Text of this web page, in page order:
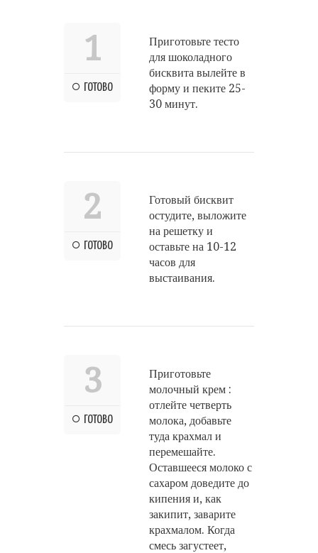
1
ГОТОВО
Приготовьте тесто
для шоколадного
бисквита вылейте в
форму и пеките 25-
30 минут.
2
ГОТОВО
Готовый бисквит
остудите, выложите
на решетку и
оставьте на 10-12
часов для
выстаивания.
3
ГОТОВО
Приготовьте
молочный крем :
отлейте четверть
молока, добавьте
туда крахмал и
перемешайте.
Оставшееся молоко с
сахаром доведите до
кипения и, как
закипит, заварите
крахмалом. Когда
смесь загустеет,